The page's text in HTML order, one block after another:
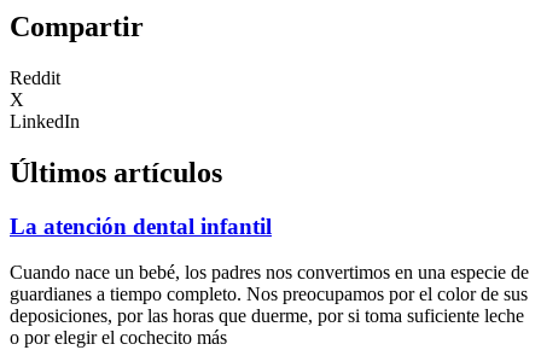
Compartir
Reddit
X
LinkedIn
Últimos artículos
La atención dental infantil
Cuando nace un bebé, los padres nos convertimos en una especie de
guardianes a tiempo completo. Nos preocupamos por el color de sus
deposiciones, por las horas que duerme, por si toma suficiente leche
o por elegir el cochecito más